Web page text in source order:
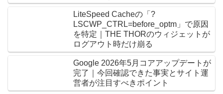
LiteSpeed Cacheの「?
LSCWP_CTRL=before_optm」で原因
を特定｜THE THORのウィジェットが
ログアウト時だけ崩る
Google 2026年5月コアアップデートが
完了｜今回確認できた事実とサイト運
営者が注目すべきポイント